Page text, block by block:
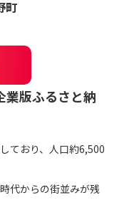
町
業版ふるさと納
ており、人口約6,500
代からの街並みが残